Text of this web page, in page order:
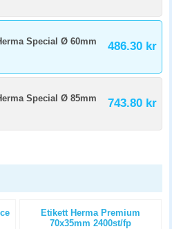
Special Ø 60mm
486.30 kr
Special Ø 85mm
743.80 kr
Etikett Herma Premium
70x35mm 2400st/fp